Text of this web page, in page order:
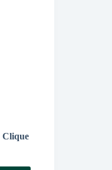
Clique